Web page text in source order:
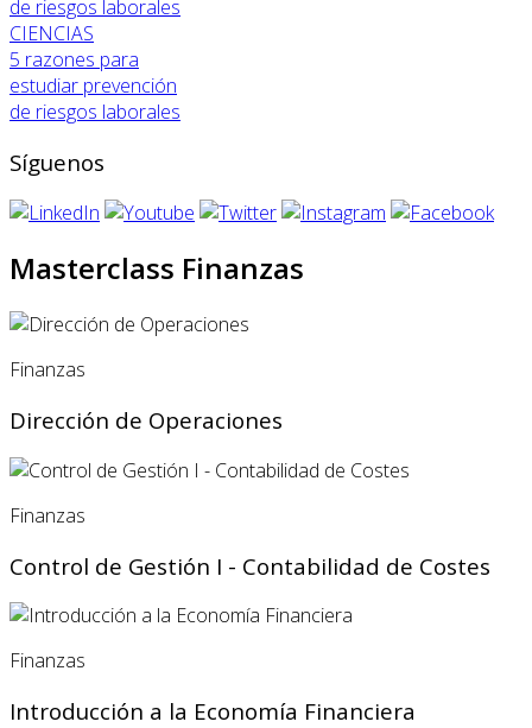
CIENCIAS
5 razones para
estudiar prevención
de riesgos laborales
Síguenos
Masterclass Finanzas
Finanzas
Dirección de Operaciones
Finanzas
Control de Gestión I - Contabilidad de Costes
Finanzas
Introducción a la Economía Financiera